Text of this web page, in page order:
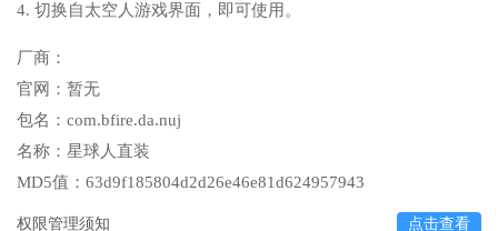
4. 切换自太空人游戏界面，即可使用。
厂商：
官网： 暂无
包名： com.bfire.da.nuj
名称： 星球人直装
MD5值： 63d9f185804d2d26e46e81d624957943
权限管理须知 点击查看